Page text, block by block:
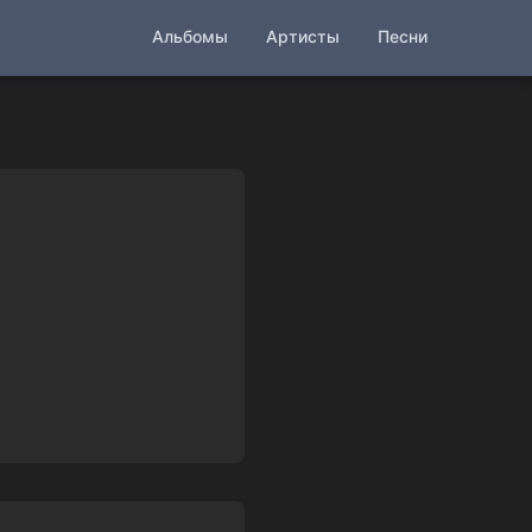
Альбомы Артисты Песни